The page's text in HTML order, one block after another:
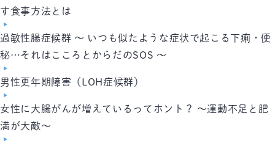
す食事方法とは
過敏性腸症候群 ～ いつも似たような症状で起こる下痢・便
秘…それはこころとからだのSOS ～
男性更年期障害（LOH症候群）
女性に大腸がんが増えているってホント？ ～運動不足と肥
満が大敵～